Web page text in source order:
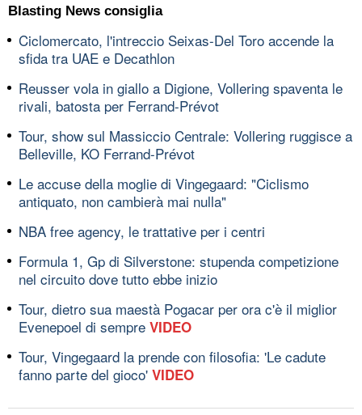
Blasting News consiglia
Ciclomercato, l'intreccio Seixas-Del Toro accende la
sfida tra UAE e Decathlon
Reusser vola in giallo a Digione, Vollering spaventa le
rivali, batosta per Ferrand-Prévot
Tour, show sul Massiccio Centrale: Vollering ruggisce a
Belleville, KO Ferrand-Prévot
Le accuse della moglie di Vingegaard: "Ciclismo
antiquato, non cambierà mai nulla"
NBA free agency, le trattative per i centri
Formula 1, Gp di Silverstone: stupenda competizione
nel circuito dove tutto ebbe inizio
Tour, dietro sua maestà Pogacar per ora c'è il miglior
Evenepoel di sempre VIDEO
Tour, Vingegaard la prende con filosofia: 'Le cadute
fanno parte del gioco' VIDEO